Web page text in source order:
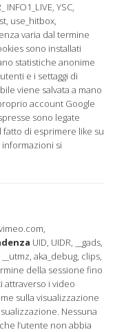
INFO1_LIVE, YSC,
use_hitbox,
varia dal termine
sono installati
statistiche anonime
e i settaggi di
viene salvata a mano
account Google
sono legate
fatto di esprimere like su
si
UID, UIDR, __gads,
__utmz, aka_debug, clips,
della sessione fino
attraverso i video
sulla visualizzazione
Nessuna
l’utente non abbia